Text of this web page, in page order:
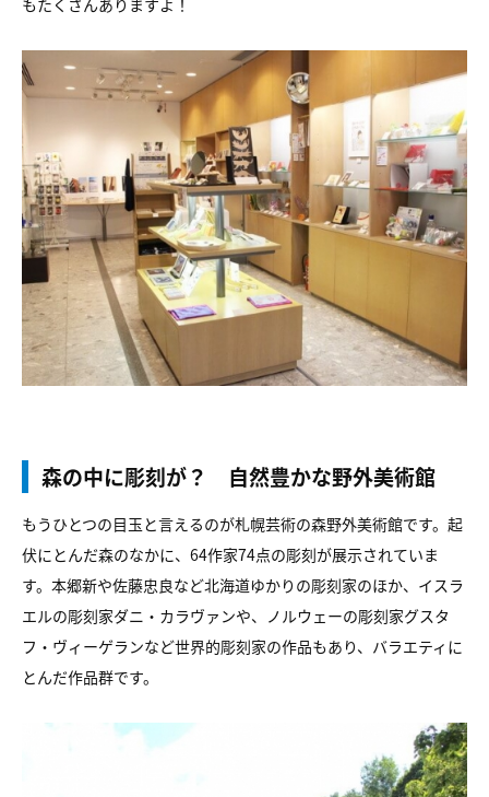
もたくさんありますよ！
森の中に彫刻が？ 自然豊かな野外美術館
もうひとつの目玉と言えるのが札幌芸術の森野外美術館です。起
伏にとんだ森のなかに、64作家74点の彫刻が展示されていま
す。本郷新や佐藤忠良など北海道ゆかりの彫刻家のほか、イスラ
エルの彫刻家ダニ・カラヴァンや、ノルウェーの彫刻家グスタ
フ・ヴィーゲランなど世界的彫刻家の作品もあり、バラエティに
とんだ作品群です。